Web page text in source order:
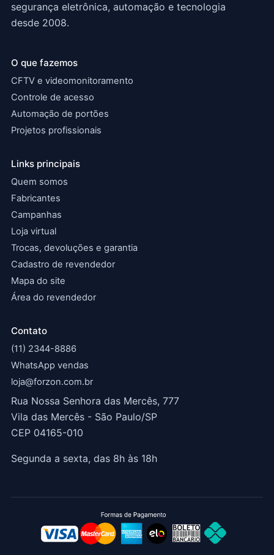
segurança eletrônica, automação e tecnologia
desde 2008.
O que fazemos
CFTV e videomonitoramento
Controle de acesso
Automação de portões
Projetos profissionais
Links principais
Quem somos
Fabricantes
Campanhas
Loja virtual
Trocas, devoluções e garantia
Cadastro de revendedor
Mapa do site
Área do revendedor
Contato
(11) 2344-8886
WhatsApp vendas
loja@forzon.com.br
Rua Nossa Senhora das Mercês, 777
Vila das Mercês - São Paulo/SP
CEP 04165-010
Segunda a sexta, das 8h às 18h